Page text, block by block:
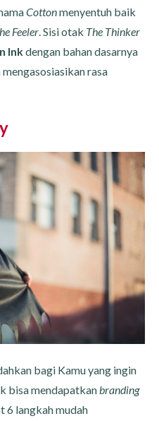
Cottonmenyentuh baik
Feeler. Sisi otak The Thinker
Inkdengan bahan dasarnya
mengasosiasikan rasa
bagi Kamu yang ingin
bisa mendapatkan branding
6 langkah mudah